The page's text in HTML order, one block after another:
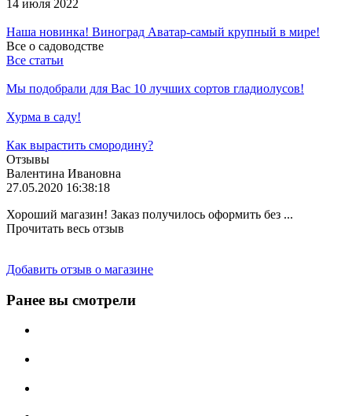
14 июля 2022
Наша новинка! Виноград Аватар-самый крупный в мире!
Все о садоводстве
Все статьи
Мы подобрали для Вас 10 лучших сортов гладиолусов!
Хурма в саду!
Как вырастить смородину?
Отзывы
Валентина Ивановна
27.05.2020 16:38:18
Хороший магазин! Заказ получилось оформить без ...
Прочитать весь отзыв
Добавить отзыв о магазине
Ранее вы смотрели